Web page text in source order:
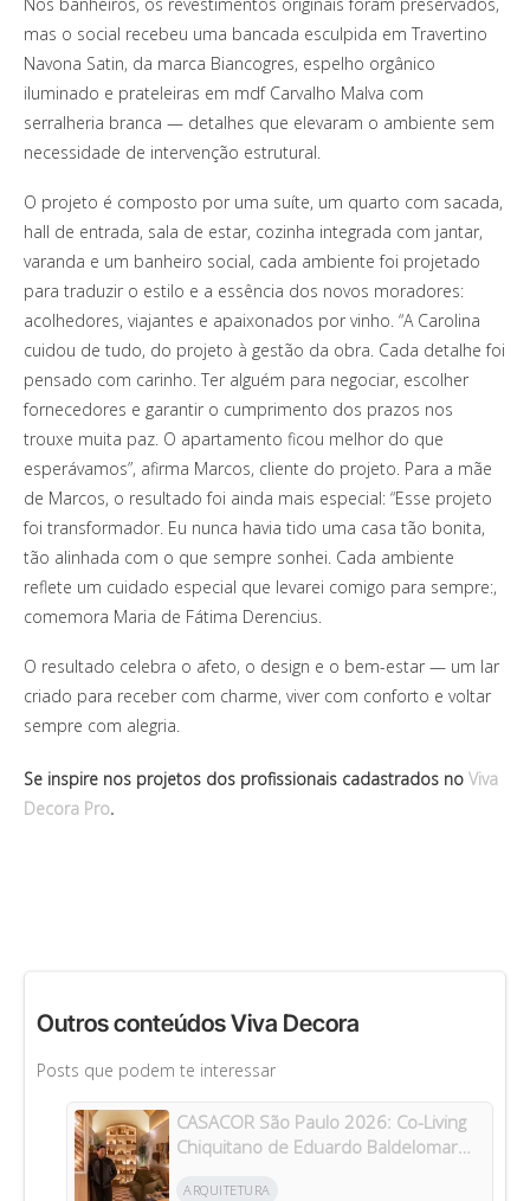
mas o social recebeu uma bancada esculpida em Travertino
Navona Satin, da marca Biancogres, espelho orgânico
iluminado e prateleiras em mdf Carvalho Malva com
serralheria branca — detalhes que elevaram o ambiente sem
necessidade de intervenção estrutural.
O projeto é composto por uma suíte, um quarto com sacada,
hall de entrada, sala de estar, cozinha integrada com jantar,
varanda e um banheiro social, cada ambiente foi projetado
para traduzir o estilo e a essência dos novos moradores:
acolhedores, viajantes e apaixonados por vinho. “A Carolina
cuidou de tudo, do projeto à gestão da obra. Cada detalhe foi
pensado com carinho. Ter alguém para negociar, escolher
fornecedores e garantir o cumprimento dos prazos nos
trouxe muita paz. O apartamento ficou melhor do que
esperávamos”, afirma Marcos, cliente do projeto. Para a mãe
de Marcos, o resultado foi ainda mais especial: “Esse projeto
foi transformador. Eu nunca havia tido uma casa tão bonita,
tão alinhada com o que sempre sonhei. Cada ambiente
reflete um cuidado especial que levarei comigo para sempre:,
comemora Maria de Fátima Derencius.
O resultado celebra o afeto, o design e o bem-estar — um lar
criado para receber com charme, viver com conforto e voltar
sempre com alegria.
Se inspire nos projetos dos profissionais cadastrados no Viva
Decora Pro.
Outros conteúdos Viva Decora
Posts que podem te interessar
CASACOR São Paulo 2026: Co-Living
Chiquitano de Eduardo Baldelomar
ARQUITETURA